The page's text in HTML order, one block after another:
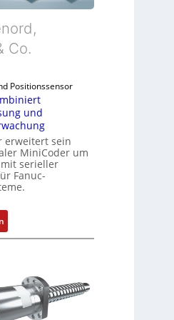
r
o
m
n
i
e
r
t
P
o
t
s
m
Co.
Positionssensor
und
erweitert sein
MiniCoder um
serieller
Fanuc-
:
D
g
e